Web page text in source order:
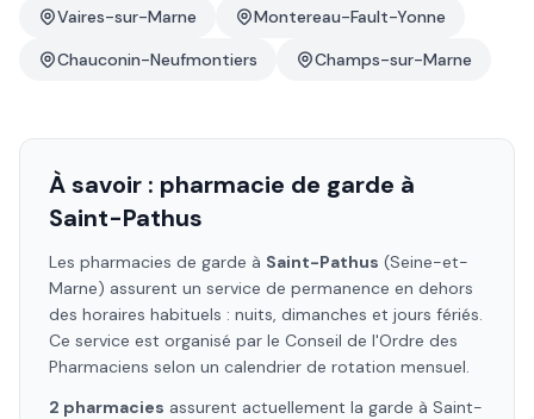
Vaires-sur-Marne
Montereau-Fault-Yonne
Chauconin-Neufmontiers
Champs-sur-Marne
À savoir : pharmacie de garde à
Saint-Pathus
Les pharmacies de garde à Saint-Pathus (Seine-et-
Marne) assurent un service de permanence en dehors
des horaires habituels : nuits, dimanches et jours fériés.
Ce service est organisé par le Conseil de l'Ordre des
Pharmaciens selon un calendrier de rotation mensuel.
2 pharmacies assurent actuellement la garde à Saint-